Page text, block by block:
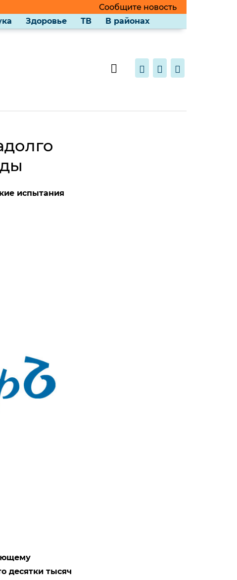
Сообщите новость
Здоровье ТВ В районах
испытания
десятки тысяч